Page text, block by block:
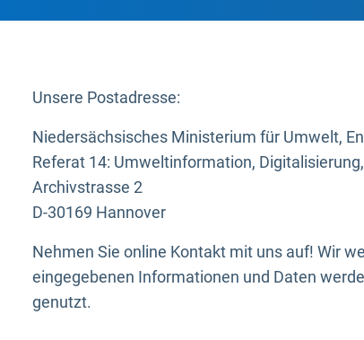
Unsere Postadresse:
Niedersächsisches Ministerium für Umwelt,
Referat 14: Umweltinformation,
Archivstrasse 2
D-30169 Hannover
Nehmen Sie online Kontakt mit uns auf! Wir
eingegebenen Informationen und Daten
genutzt.